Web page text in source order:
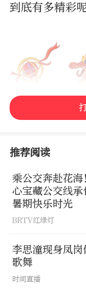
到底有多精彩
本届庙会隆
先生亲临现场
好，尽显传统
推荐阅读
乘公交奔赴花
心宝藏公交线
暑期快乐时光
BRTV红绿灯
李思潼现身凤
歌舞
时间直播